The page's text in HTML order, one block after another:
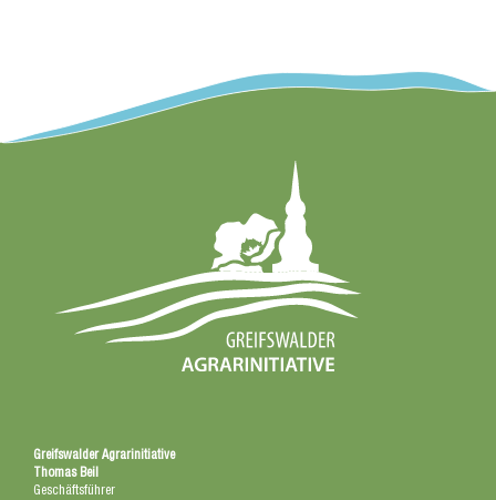
Greifswalder Agrarinitiative
Thomas Beil
Geschäftsführer